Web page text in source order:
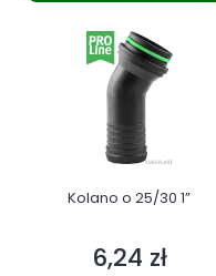
Kolano o 25/30 1”
Cena
6,24 zł